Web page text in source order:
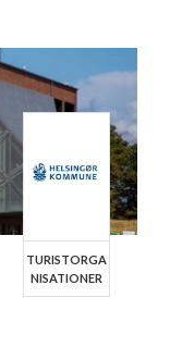
TURISTORGA
NISATIONER